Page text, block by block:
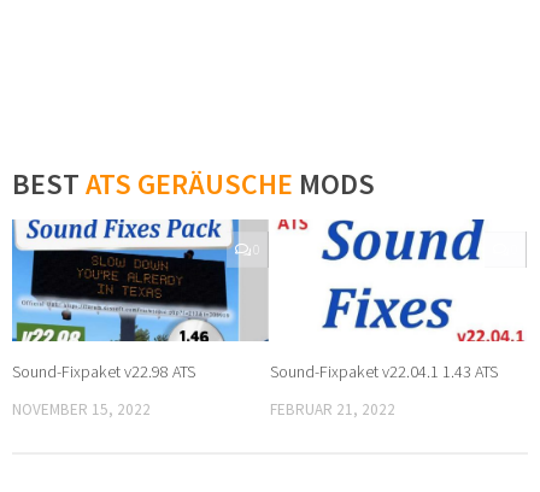
BESTATS GERÄUSCHE MODS
Sound-Fixpaket v22.98 ATS
NOVEMBER 15, 2022
Sound-Fixpaket v22.04.1 1.43 ATS
FEBRUAR 21, 2022